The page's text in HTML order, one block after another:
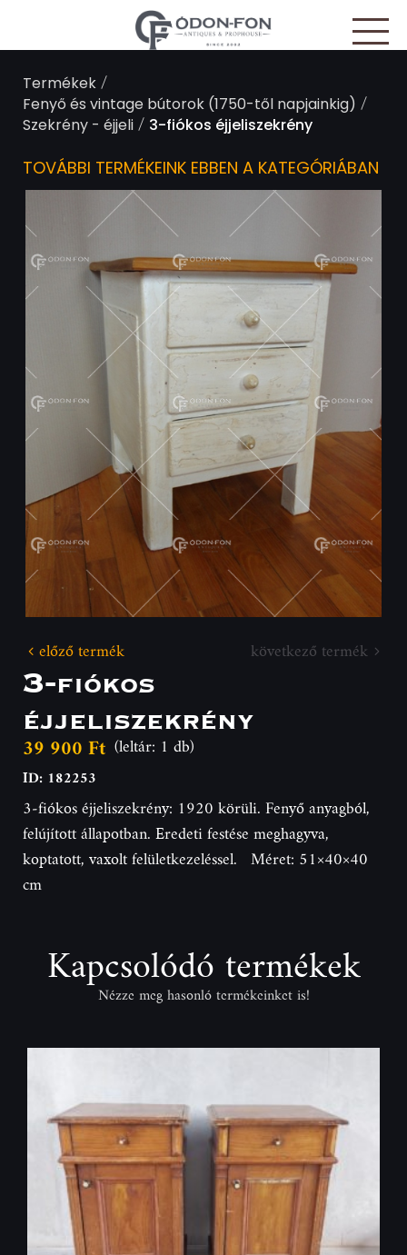
Termékek/
Fenyő és vintage bútorok (1750-től napjainkig) /
Szekrény - éjjeli/ 3-fiókos éjjeliszekrény
TOVÁBBI TERMÉKEINK EBBEN A KATEGÓRIÁBAN
előző termék következő termék
3-fiókos
éjjeliszekrény
39 900 Ft (leltár: 1 db)
ID: 182253
3-fiókos éjjeliszekrény: 1920 körüli. Fenyő anyagból,
felújított állapotban. Eredeti festése meghagyva,
koptatott, vaxolt felületkezeléssel. Méret: 51×40×40
cm
Kapcsolódó termékek
Nézze meg hasonló termékeinket is!